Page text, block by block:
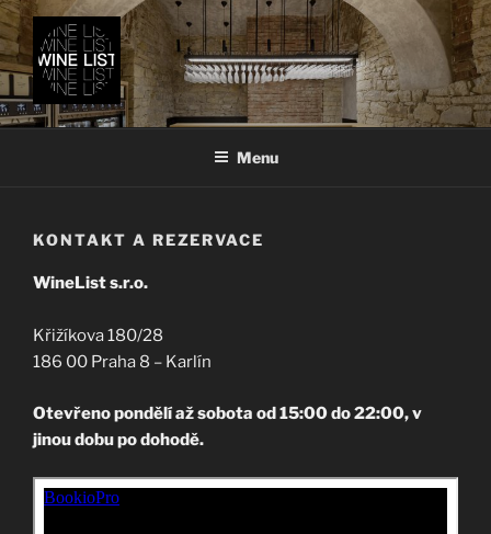
Přejít
k
obsahu
webu
…TAK TROCHU JINÝ WINE
Menu
KONTAKT A REZERVACE
WineList s.r.o.
Křižíkova 180/28
186 00 Praha 8 – Karlín
Otevřeno pondělí až sobota od 15:00 do 22:00, v
jinou dobu po dohodě.